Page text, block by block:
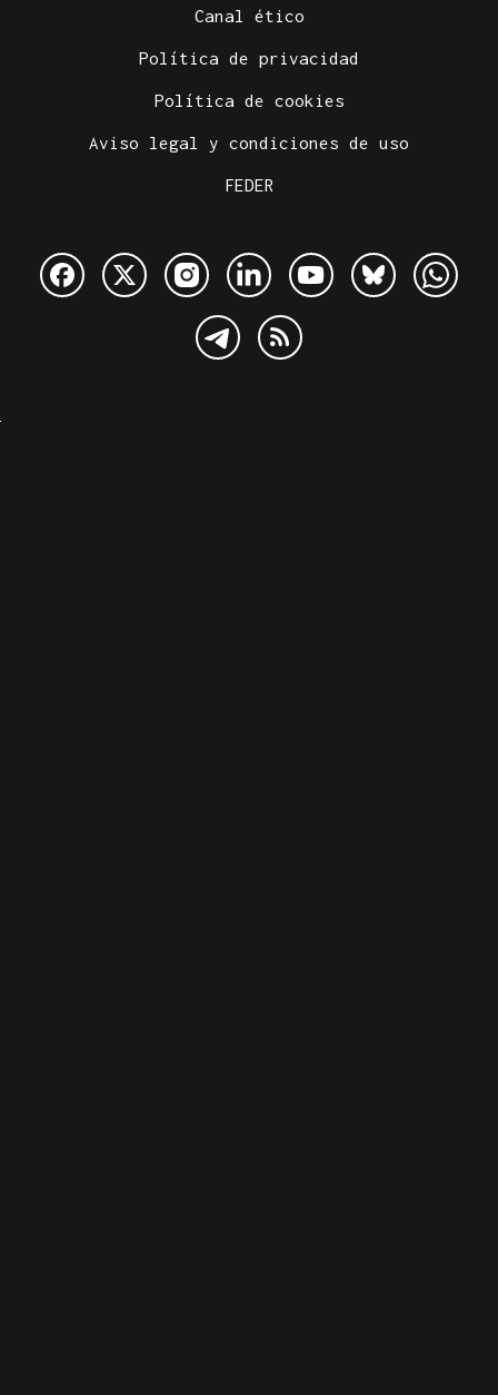
Canal ético
Política de privacidad
Política de cookies
Aviso legal y condiciones de uso
FEDER